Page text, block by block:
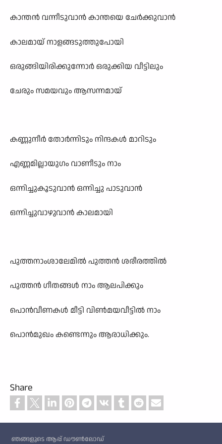
കാന്തൻ വന്നീടുവാൻ കാന്തയെ ചേർക്കുവാൻ
കാലമായ് നാളങ്ങടുത്തുപോയി
ഒരുങ്ങിയിരിക്കുന്നോർ ഒരുക്കിയ വീട്ടിലും
ചേരും സമയവും ആസന്നമായ്
കണ്ണുനീർ തോർന്നിടും നിന്ദകൾ മാറിടും
എണ്ണമില്ലായുഗം വാണീടും നാം
ഒന്നിച്ചുകൂടുവാൻ ഒന്നിച്ചു പാടുവാൻ
ഒന്നിച്ചുവാഴുവാൻ കാലമായി
പുത്തനാംശാലേമിൽ പുത്തൻ ശരീരത്തിൽ
പുത്തൻ ഗീതങ്ങൾ നാം ആലപിക്കും
പൊൻവീണകൾ മീട്ടി വിൺമയവീട്ടിൽ നാം
പൊൻമുഖം കണ്ടെന്നും ആരാധിക്കും.
Share
ഞങ്ങളുടെ ആപ്പ് ഡൗൺലോഡ്